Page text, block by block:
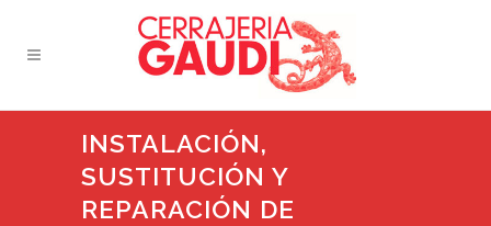
INSTALACIÓN,
SUSTITUCIÓN Y
REPARACIÓN DE